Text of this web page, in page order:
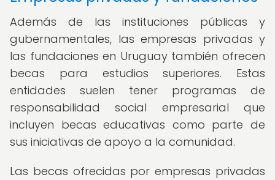
Además de las instituciones públicas y
gubernamentales, las empresas privadas y
las fundaciones en Uruguay también ofrecen
becas para estudios superiores. Estas
entidades suelen tener programas de
responsabilidad social empresarial que
incluyen becas educativas como parte de
sus iniciativas de apoyo a la comunidad.
Las becas ofrecidas por empresas privadas